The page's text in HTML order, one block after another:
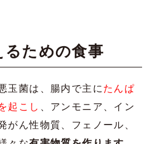
るための食事
玉菌は、腸内で主に たんぱ
起こし
、アンモニア、イン
がん性物質、フェノール、